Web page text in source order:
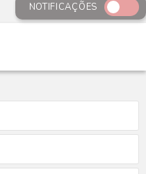
NOTIFICAÇÕES